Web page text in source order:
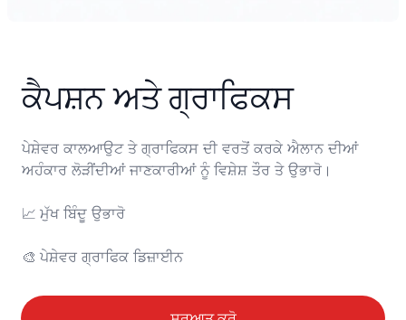
ਕੈਪਸ਼ਨ ਅਤੇ ਗ੍ਰਾਫਿਕਸ
ਪੇਸ਼ੇਵਰ ਕਾਲਆਉਟ ਤੇ ਗ੍ਰਾਫਿਕਸ ਦੀ ਵਰਤੋਂ ਕਰਕੇ ਐਲਾਨ ਦੀਆਂ
ਅਹੰਕਾਰ ਲੋੜੀਂਦੀਆਂ ਜਾਣਕਾਰੀਆਂ ਨੂੰ ਵਿਸ਼ੇਸ਼ ਤੌਰ ਤੇ ਉਭਾਰੋ।
📈	ਮੁੱਖ ਬਿੰਦੂ ਉਭਾਰੋ
🎨	ਪੇਸ਼ੇਵਰ ਗ੍ਰਾਫਿਕ ਡਿਜ਼ਾਈਨ